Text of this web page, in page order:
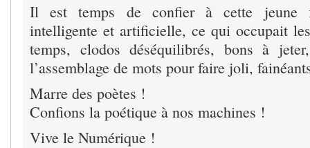
Il est temps de confier à cette jeune
intelligente et artificielle, ce qui occupait
temps, clodos déséquilibrés, bons à
l’assemblage de mots pour faire joli,
Marre des poètes !
Confions la poétique à nos machines !
Vive le Numérique !